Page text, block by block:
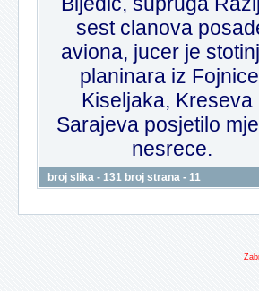
sest clanova
aviona, jucer je
planinara iz
Kiseljaka, Kreseva
Sarajeva posjetilo
nesrece.
broj slika - 131 broj strana - 11